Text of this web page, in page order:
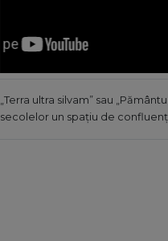
„Terra ultra silvam” sau
secolelor un spațiu de